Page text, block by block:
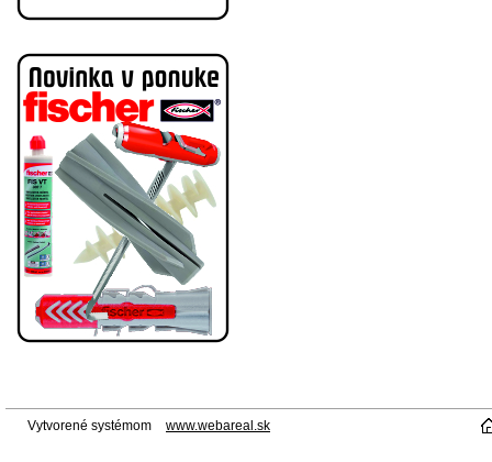
Vytvorené systémom www.webareal.sk